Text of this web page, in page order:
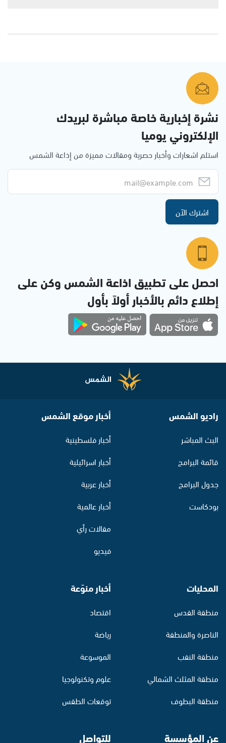
نشرة إخبارية خاصة مباشرة لبريدك
الإلكتروني يوميا
استلم اشعارات وأخبار حصرية ومقالات مميزة من إذاعة الشمس
اشترك الآن
احصل على تطبيق اذاعة الشمس وكن على
إطلاع دائم بالأخبار أولاً بأول
راديو الشمس
البث المباشر
قائمة البرامج
جدول البرامج
بودكاست
أخبار موقع الشمس
أخبار فلسطينية
أخبار اسرائيلية
أخبار عربية
أخبار عالمية
مقالات رأي
فيديو
المحليات
منطقة القدس
الناصرة والمنطقة
منطقة النقب
منطقة المثلث الشمالي
منطقة البطوف
أخبار منوّعة
اقتصاد
رياضة
الموسوعة
علوم وتكنولوجيا
توقعات الطقس
عن المؤسسة للتواصل